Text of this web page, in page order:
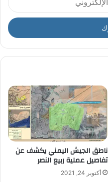
ناطق الجيش اليمني يكشف عن
تفاصيل عملية ربيع النصر
أكتوبر 24, 2021